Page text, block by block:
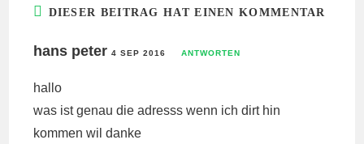
DIESER BEITRAG HAT EINEN KOMMENTAR
hans peter4 SEP 2016 ANTWORTEN
hallo
was ist genau die adresss wenn ich dirt hin
kommen wil danke